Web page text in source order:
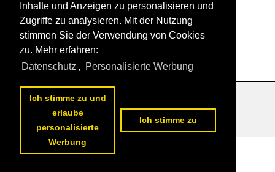
Inhalte und Anzeigen zu personalisieren und
Zugriffe zu analysieren. Mit der Nutzung
stimmen Sie der Verwendung von Cookies
zu. Mehr erfahren:
Datenschutz , Personalisierte Werbung
Ich stimme zu und
erlaube
personalisierte
Werbung
Ich stimme zu